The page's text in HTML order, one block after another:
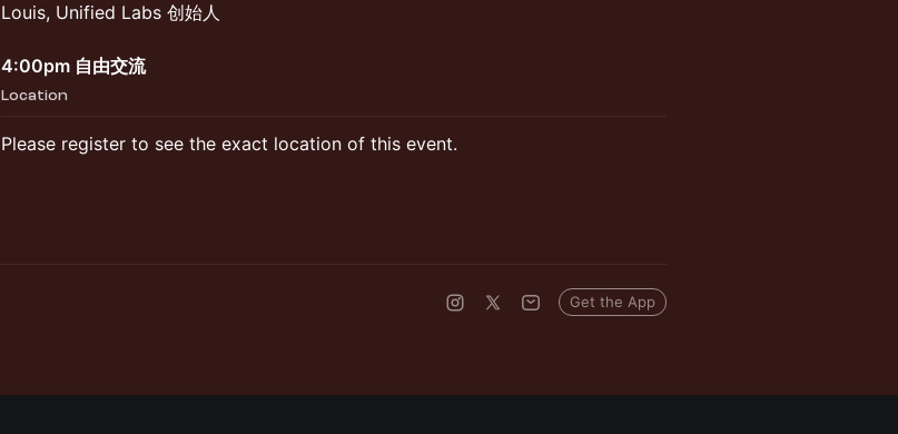
Louis, Unified Labs 创始人
4:00pm 自由交流
Location
Please register to see the exact location of this event.
Get the App